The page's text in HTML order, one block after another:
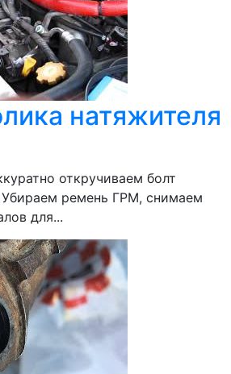
натяжителя
откручиваем болт
Убираем ремень ГРМ, снимаем
для...